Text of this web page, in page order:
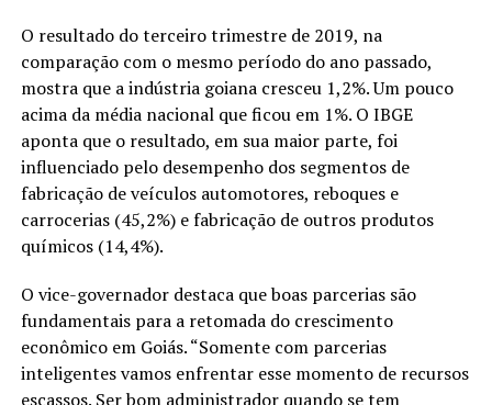
O resultado do terceiro trimestre de 2019, na
comparação com o mesmo período do ano passado,
mostra que a indústria goiana cresceu 1,2%. Um pouco
acima da média nacional que ficou em 1%. O IBGE
aponta que o resultado, em sua maior parte, foi
influenciado pelo desempenho dos segmentos de
fabricação de veículos automotores, reboques e
carrocerias (45,2%) e fabricação de outros produtos
químicos (14,4%).
O vice-governador destaca que boas parcerias são
fundamentais para a retomada do crescimento
econômico em Goiás. “Somente com parcerias
inteligentes vamos enfrentar esse momento de recursos
escassos. Ser bom administrador quando se tem